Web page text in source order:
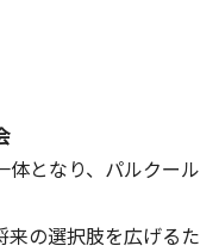
となり、パルクール
の選択肢を広げるた